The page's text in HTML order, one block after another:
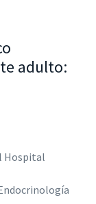
adulto:
Hospital